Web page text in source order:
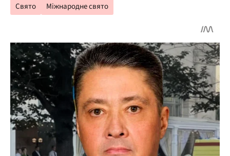
Свято Міжнародне свято